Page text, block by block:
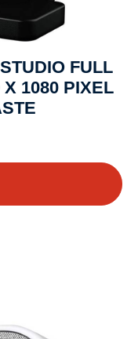
FULL
1080 PIXEL